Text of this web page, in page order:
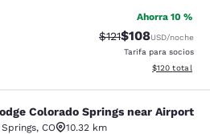
Ahorra 10 %
Precio tachado:
$121Precio con
$108USD/noche
Tarifa para socios
Ver detalles
$120 total
Springs near
Colorado Springs near Airport
, CO
10.32 km